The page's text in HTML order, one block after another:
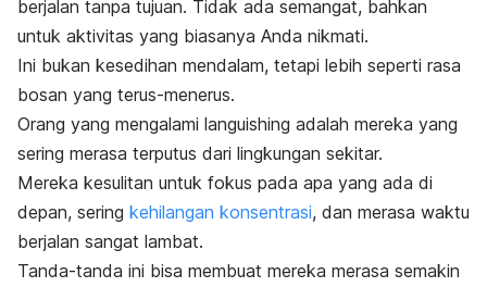
berjalan tanpa tujuan. Tidak ada semangat, bahkan
untuk aktivitas yang biasanya Anda nikmati.
Ini bukan kesedihan mendalam, tetapi lebih seperti rasa
bosan yang terus-menerus.
Orang yang mengalami languishing adalah mereka yang
sering merasa terputus dari lingkungan sekitar.
Mereka kesulitan untuk fokus pada apa yang ada di
depan, sering kehilangan konsentrasi, dan merasa waktu
berjalan sangat lambat.
Tanda-tanda ini bisa membuat mereka merasa semakin